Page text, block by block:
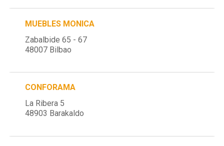
MUEBLES MONICA
Zabalbide 65 - 67
48007 Bilbao
CONFORAMA
La Ribera 5
48903 Barakaldo